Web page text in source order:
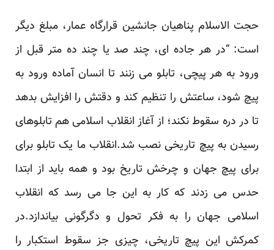
حجت الاسلام پناهیان جانشین قرارگاه عمار، مبلغ دیگر
است: “در هر جاده ای، چند صد یا چند ده متر قبل از
ورود به هر پیچی، تابلو می زنند تا انسان آماده ورود به
پیچ شود، ساعتش را تنظیم کند و دقتش را افزایش بدهد
تا در دره سقوط نکند؛ از آغاز انقلاب اسلامی هم تابلوهای
رسیدن به پیچ تاریخی نصب شد.انقلاب ما یک تابلو برای
برای پیچ جهان و چرخش تاریخ بود و همه باید از ابتدا
حدس می زدند که کار به این جا می رسد که انقلاب
اسلامی جهان را به فکر تحول و دگرگونی بیاندازد.در
کمرکش این پیچ تاریخی، چیزی جز سقوط استکبار را